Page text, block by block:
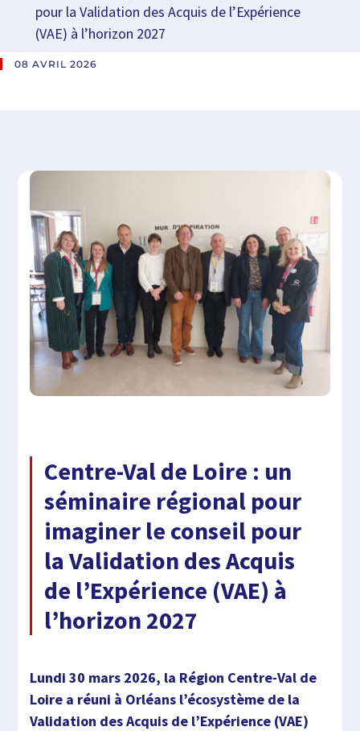
pour la Validation des Acquis de l’Expérience
(VAE) à l’horizon 2027
08 AVRIL 2026
Centre-Val de Loire : un
séminaire régional pour
imaginer le conseil pour
la Validation des Acquis
de l’Expérience (VAE) à
l’horizon 2027
Lundi 30 mars 2026, la Région Centre-Val de
Loire a réuni à Orléans l’écosystème de la
Validation des Acquis de l’Expérience (VAE)